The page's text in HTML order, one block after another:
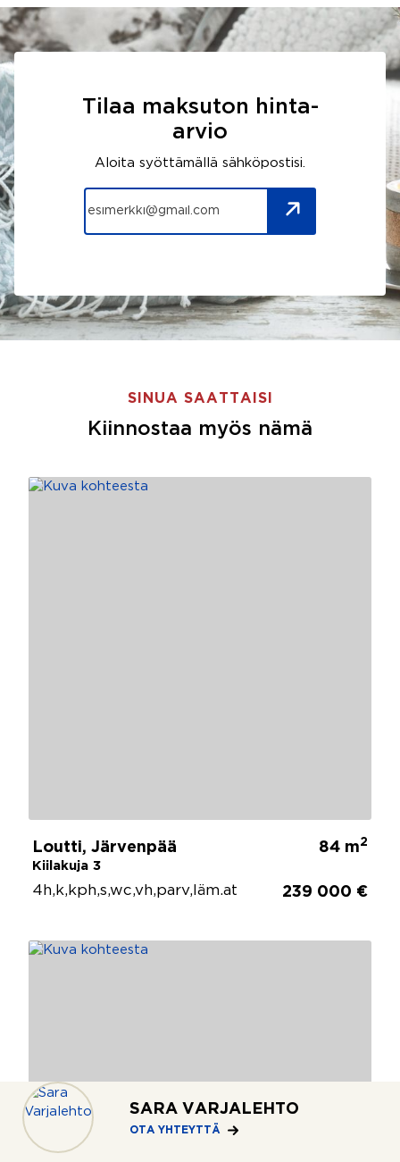
SARA VARJALEHTO
OTA YHTEYTTÄ
Tilaa maksuton hinta-
arvio
Aloita syöttämällä sähköpostisi.
SINUA SAATTAISI
Kiinnostaa myös nämä
Loutti, Järvenpää
Kiilakuja 3
84 m2
4h,k,kph,s,wc,vh,parv,läm.at 239 000 €